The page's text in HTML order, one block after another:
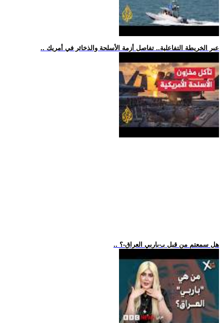
.. عبر الخريطة التفاعلية.. تفاصل أزمة الأسلحة والذخائر في أمريك
.. هل سمعتم من قبل بـ-باربي العراق-؟